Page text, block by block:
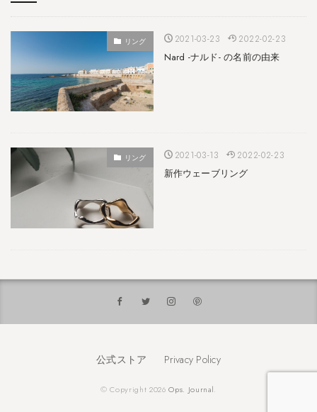
リング 2021-03-23 2022-02-23
Nard -ナルド- の名前の由来
リング 2021-03-13 2022-02-23
新作ウェーブリング
公式ストア Privacy Policy
© Copyright 2026Ops. Journal.